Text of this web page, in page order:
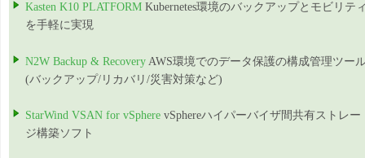
Kasten K10 PLATFORM Kubernetes環境のバックアップとモビリテ
を手軽に実現
N2W Backup & Recovery AWS環境でのデータ保護の構成管理ツー
(バックアップ/リカバリ/災害対策など)
StarWind VSAN for vSphere vSphereハイパーバイザ間共有ストレー
ジ構築ソフト